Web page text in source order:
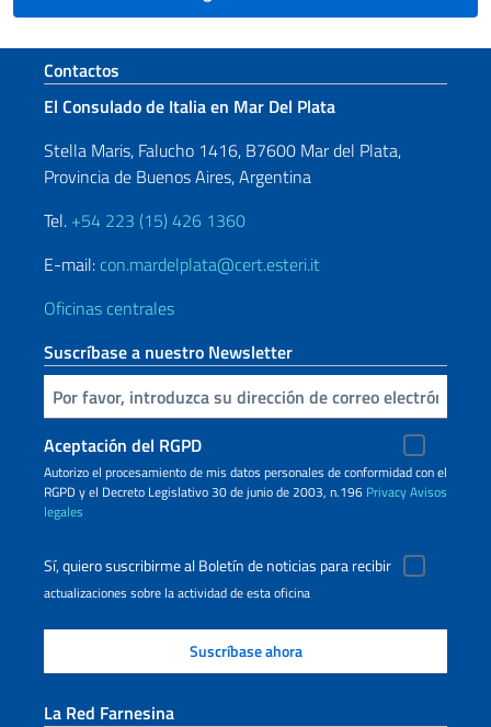
Sezione footer
Contactos
El Consulado de Italia en Mar Del Plata
Stella Maris, Falucho 1416, B7600 Mar del Plata,
Provincia de Buenos Aires, Argentina
Tel. +54 223 (15) 426 1360
E-mail: con.mardelplata@cert.esteri.it
Oficinas centrales
Suscríbase a nuestro Newsletter
Inserta tu correo electronico
Aceptación del RGPD
Autorizo ​​el procesamiento de mis datos personales de conformidad con el
RGPD y el Decreto Legislativo 30 de junio de 2003, n.196 PrivacyAvisos
legales
Sí, quiero suscribirme al Boletín de noticias para recibir
actualizaciones sobre la actividad de esta oficina
La Red Farnesina